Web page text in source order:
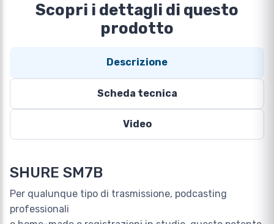
Scopri i dettagli di questo
prodotto
Descrizione
Scheda tecnica
Video
SHURE SM7B
Per qualunque tipo di trasmissione, podcasting
professionali